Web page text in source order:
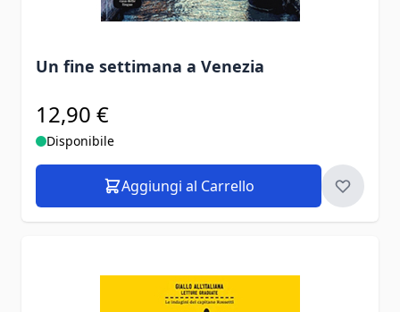
Un fine settimana a Venezia
12,90 €
Disponibile
Aggiungi al Carrello